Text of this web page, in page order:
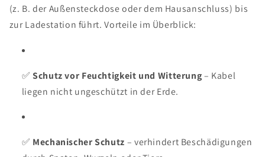
(z. B. der Außensteckdose oder dem Hausanschluss) bis
zur Ladestation führt. Vorteile im Überblick:
✅Schutz vor Feuchtigkeit und Witterung– Kabel
liegen nicht ungeschützt in der Erde.
✅ Mechanischer Schutz – verhindert Beschädigungen